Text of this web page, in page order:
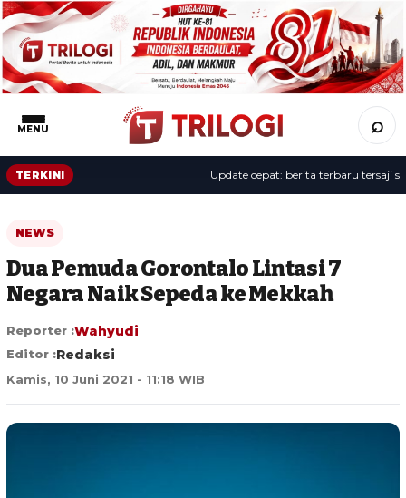
MENU ⌕
TERKINI Update cepat: berita terbaru tersaji
NEWS
Dua Pemuda Gorontalo Lintasi 7
Negara Naik Sepeda ke Mekkah
Reporter :Wahyudi
Editor :Redaksi
Kamis, 10 Juni 2021 - 11:18 WIB